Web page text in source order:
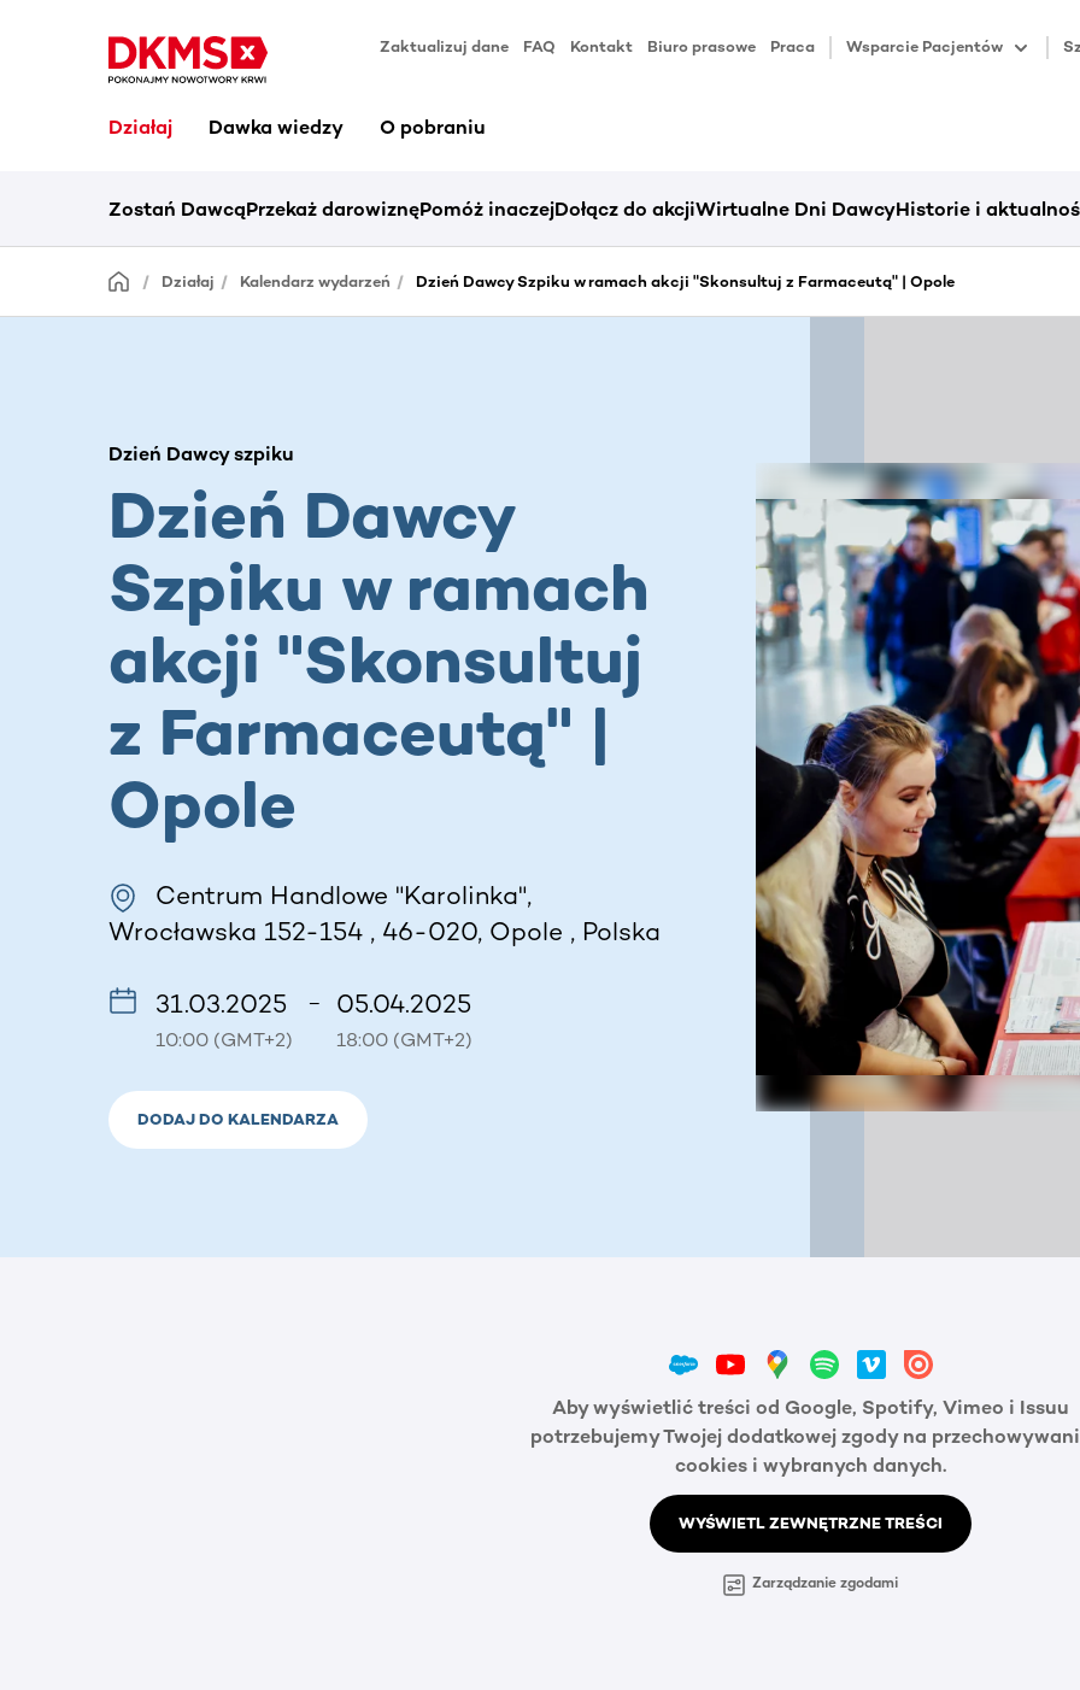
Zaktualizuj dane FAQ Kontakt Biuro prasowe Praca Wsparcie Pacjentów
Działaj Dawka wiedzy O pobraniu
Zostań DawcąPrzekaż darowiznęPomóż inaczejDołącz do akcjiWirtualne Dni DawcyHistorie i
Działaj Kalendarz wydarzeń Dzień Dawcy Szpiku w ramach akcji "Skonsultuj z Farmaceutą" | Opole
Dzień Dawcy szpiku
Dzień Dawcy
Szpiku w ramach
akcji "Skonsultuj
z Farmaceutą" |
Opole
Centrum Handlowe "Karolinka",
Wrocławska 152-154 , 46-020, Opole , Polska
31.03.2025
10:00 (GMT+2)
– 05.04.2025
18:00 (GMT+2)
DODAJ DO KALENDARZA
Aby wyświetlić treści od Google, Spotify, Vimeo i Issuu
potrzebujemy Twojej dodatkowej zgody na
cookies i wybranych danych.
WYŚWIETL ZEWNĘTRZNE TREŚCI
Zarządzanie zgodami